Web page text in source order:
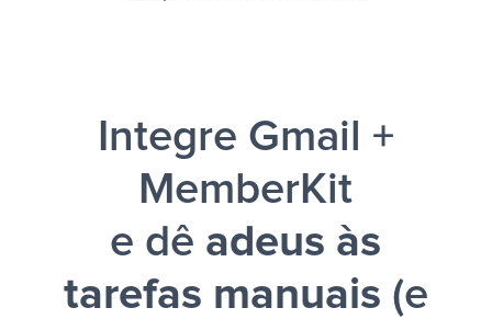
Integre Gmail +
MemberKit
e dê adeus às
tarefas manuais (e